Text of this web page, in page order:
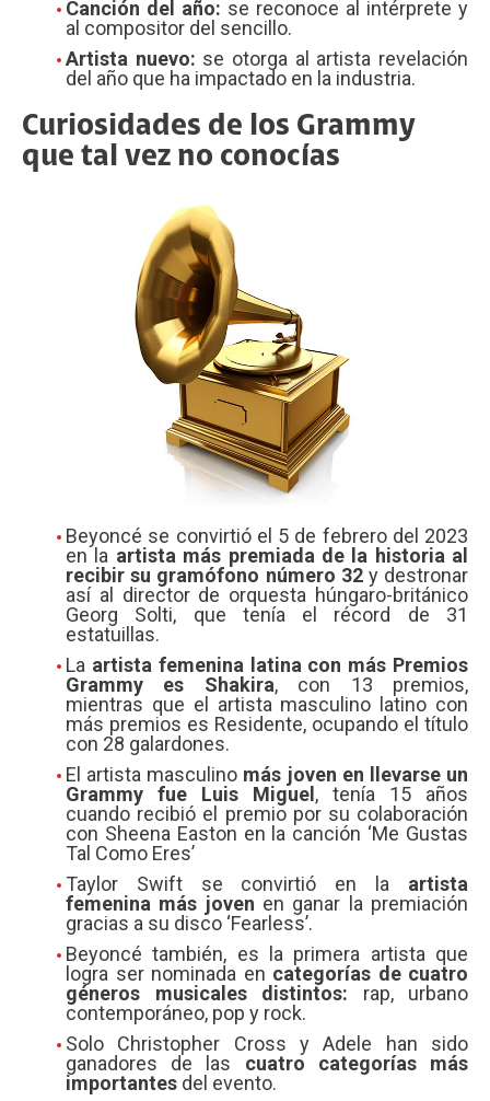
Canción del año: se reconoce al intérprete y
al compositor del sencillo.
Artista nuevo: se otorga al artista revelación
del año que ha impactado en la industria.
Curiosidades de los Grammy
que tal vez no conocías
Beyoncé se convirtió el 5 de febrero del 2023
en la artista más premiada de la historia al
recibir su gramófono número 32y destronar
así al director de orquesta húngaro-británico
Georg Solti, que tenía el récord de 31
estatuillas.
La artista femenina latina con más Premios
Grammy es Shakira, con 13 premios,
mientras que el artista masculino latino con
más premios es Residente, ocupando el título
con 28 galardones.
El artista masculino más joven en llevarse un
Grammy fue Luis Miguel , tenía 15 años
cuando recibió el premio por su colaboración
con Sheena Easton en la canción ‘Me Gustas
Tal Como Eres’
Taylor Swift se convirtió en la artista
femenina más joven en ganar la premiación
gracias a su disco ‘Fearless’.
Beyoncé también, es la primera artista que
logra ser nominada en categorías de cuatro
géneros musicales distintos: rap, urbano
contemporáneo, pop y rock.
Solo Christopher Cross y Adele han sido
ganadores de las cuatro categorías más
importantes del evento.